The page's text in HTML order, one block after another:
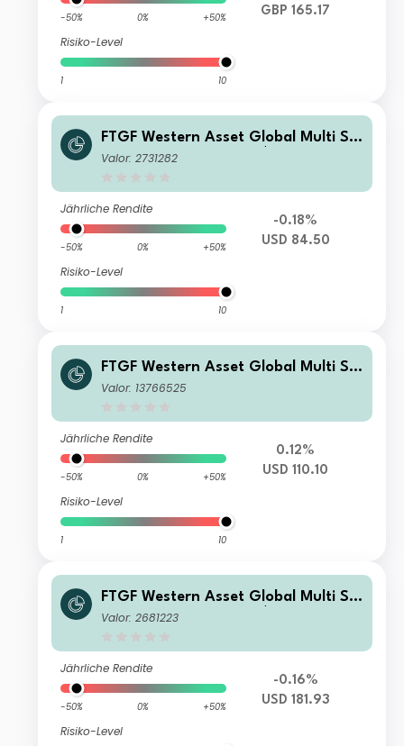
-50% 0% +50%
Risiko-Level
1 10
GBP 165.17
FTGF Western Asset Global Multi Str
ategy Fund Class X US$ Distributing
Valor: 2731282
Jährliche Rendite
-50% 0% +50%
Risiko-Level
1 10
-0.18%
USD 84.50
FTGF Western Asset Global Multi Str
ategy Fund Class P2 USD Acc
Valor: 13766525
Jährliche Rendite
-50% 0% +50%
Risiko-Level
1 10
0.12%
USD 110.10
FTGF Western Asset Global Multi Str
ategy Fund Class A US$ Accumulatin
Valor: 2681223
Jährliche Rendite
-50% 0% +50%
Risiko-Level
-0.16%
USD 181.93